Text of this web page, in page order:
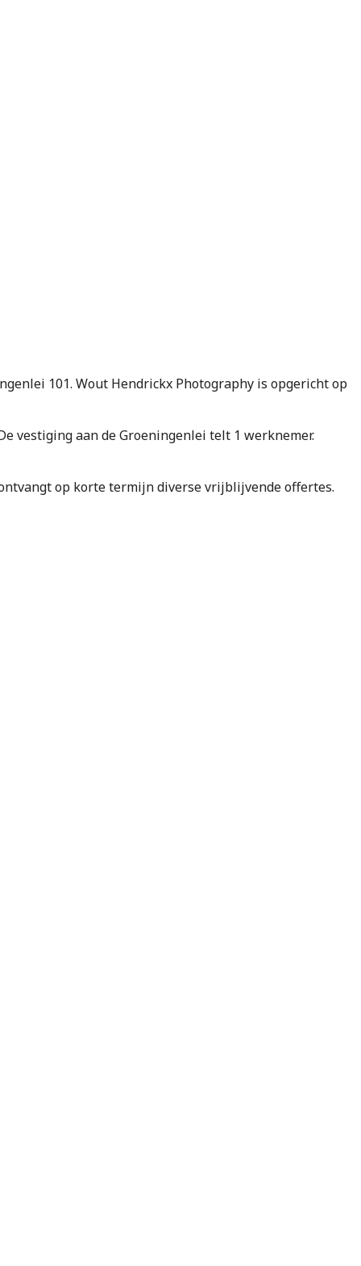
101. Wout Hendrickx Photography is opgericht op
vestiging aan de Groeningenlei telt 1 werknemer.
ontvangt op korte termijn diverse vrijblijvende offertes.